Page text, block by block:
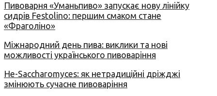
Пивоварня «Уманьпиво» запускає нову лінійку
сидрів Festolino: першим смаком стане
«Фраголіно»
Міжнародний день пива: виклики та нові
можливості українського пивоваріння
Не-Saccharomyces: як нетрадиційні дріжджі
змінюють сучасне пивоваріння